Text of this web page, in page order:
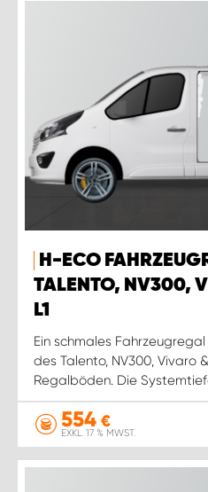
H-ECO
TALENTO, NV300,
L1
Ein schmales
des Talento, NV300, Vivaro
Regalböden. Die
554 €
EXKL. 17 % MWST.